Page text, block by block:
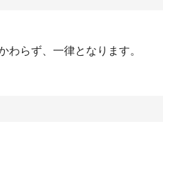
らず、一律となります。